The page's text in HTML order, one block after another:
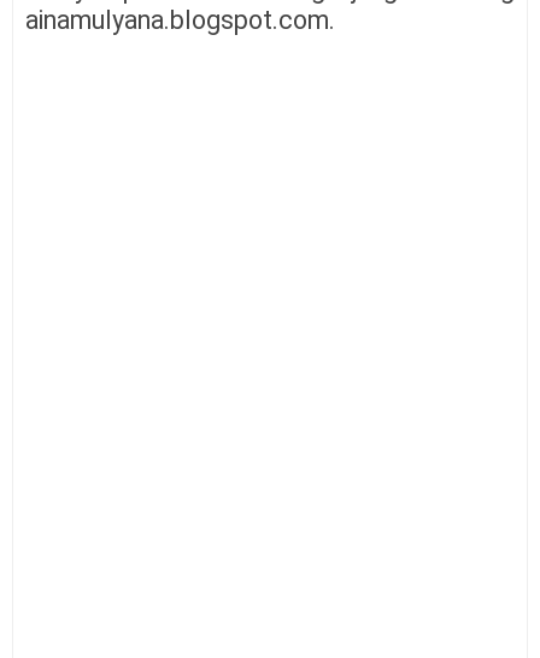
ainamulyana.blogspot.com.